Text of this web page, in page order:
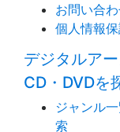
お問い合
個人情報
デジタルア
CD・DVDを
ジャンル
索